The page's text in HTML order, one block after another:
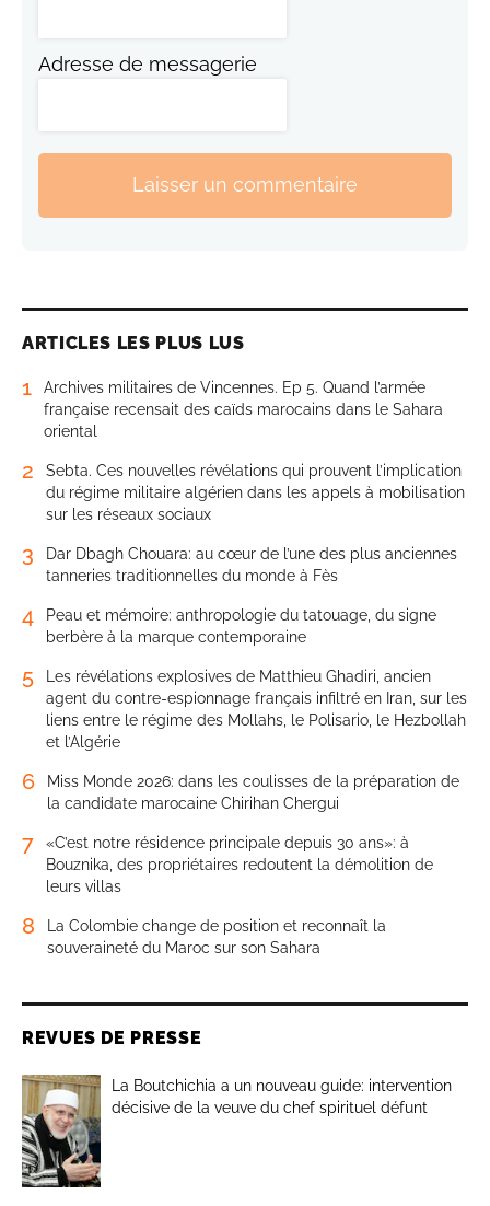
Adresse de messagerie
Laisser un commentaire
ARTICLES LES PLUS LUS
1
Archives militaires de Vincennes. Ep 5. Quand l’armée
française recensait des caïds marocains dans le Sahara
oriental
2
Sebta. Ces nouvelles révélations qui prouvent l’implication
du régime militaire algérien dans les appels à mobilisation
sur les réseaux sociaux
3
Dar Dbagh Chouara: au cœur de l’une des plus anciennes
tanneries traditionnelles du monde à Fès
4
Peau et mémoire: anthropologie du tatouage, du signe
berbère à la marque contemporaine
5
Les révélations explosives de Matthieu Ghadiri, ancien
agent du contre-espionnage français infiltré en Iran, sur les
liens entre le régime des Mollahs, le Polisario, le Hezbollah
et l’Algérie
6
Miss Monde 2026: dans les coulisses de la préparation de
la candidate marocaine Chirihan Chergui
7
«C’est notre résidence principale depuis 30 ans»: à
Bouznika, des propriétaires redoutent la démolition de
leurs villas
8
La Colombie change de position et reconnaît la
souveraineté du Maroc sur son Sahara
REVUES DE PRESSE
La Boutchichia a un nouveau guide: intervention
décisive de la veuve du chef spirituel défunt